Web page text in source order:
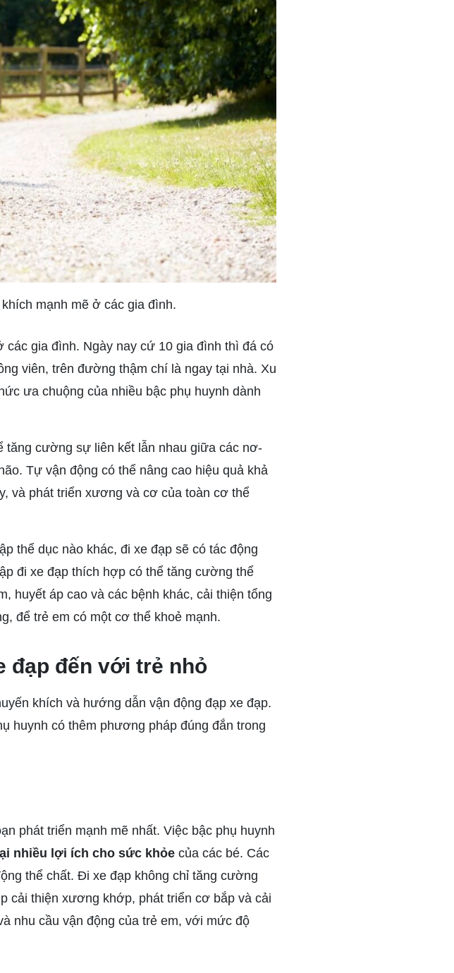
mạnh mẽ ở các gia đình.
gia đình. Ngày nay cứ 10 gia đình thì đá có
viên, trên đường thậm chí là ngay tại nhà. Xu
ưa chuộng của nhiều bậc phụ huynh dành
tăng cường sự liên kết lẫn nhau giữa các nơ-
Tự vận động có thể nâng cao hiệu quả khả
và phát triển xương và cơ của toàn cơ thể
thể dục nào khác, đi xe đạp sẽ có tác động
đi xe đạp thích hợp có thể tăng cường thể
huyết áp cao và các bệnh khác, cải thiện tổng
để trẻ em có một cơ thể khoẻ mạnh.
đạp đến với trẻ nhỏ
khích và hướng dẫn vận động đạp xe đạp.
huynh có thêm phương pháp đúng đắn trong
phát triển mạnh mẽ nhất. Việc bậc phụ huynh
nhiều lợi ích cho sức khỏecủa các bé. Các
thể chất. Đi xe đạp không chỉ tăng cường
cải thiện xương khớp, phát triển cơ bắp và cải
nhu cầu vận động của trẻ em, với mức độ